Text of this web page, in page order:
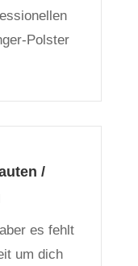
Polster
/
es fehlt
um dich